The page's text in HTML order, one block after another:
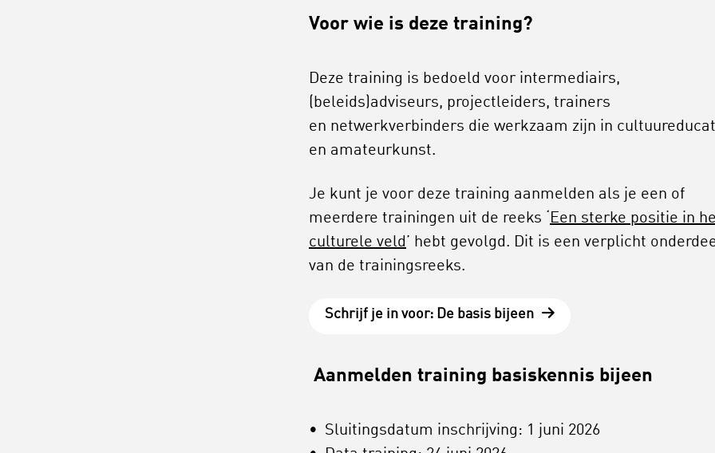
Voor wie is deze training?
Deze training is bedoeld voor intermediairs,
(beleids)adviseurs, projectleiders, trainers
en netwerkverbinders die werkzaam zijn in
en amateurkunst.
Je kunt je voor deze training aanmelden als je een of
meerdere trainingen uit de reeks ‘ Een sterke positie in
culturele veld’ hebt gevolgd. Dit is een verplicht
van de trainingsreeks.
Schrijf je in voor: De basis bijeen
Aanmelden training basiskennis bijeen
Sluitingsdatum inschrijving: 1 juni 2026